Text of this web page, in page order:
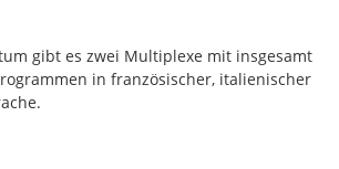
gibt es zwei Multiplexe mit insgesamt
in französischer, italienischer